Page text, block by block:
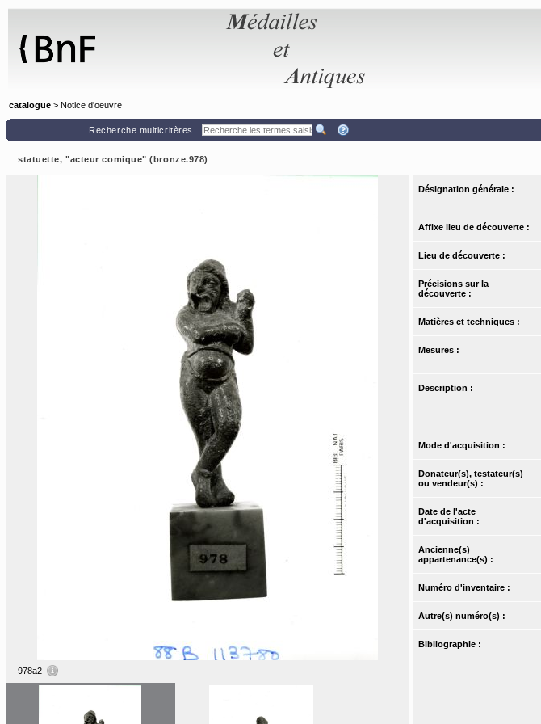
catalogue > Notice d'oeuvre
Recherche multicritères
statuette, "acteur comique" (bronze.978)
978a2
Désignation générale :
Affixe lieu de découverte :
Lieu de découverte :
Précisions sur la
découverte :
Matières et techniques :
Mesures :
Description :
Mode d'acquisition :
Donateur(s), testateur(s)
ou vendeur(s) :
Date de l'acte
d'acquisition :
Ancienne(s)
appartenance(s) :
Numéro d'inventaire :
Autre(s) numéro(s) :
Bibliographie :